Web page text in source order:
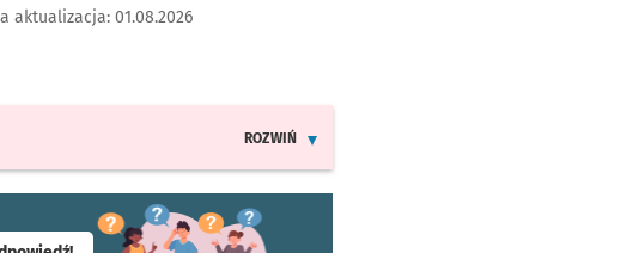
aktualizacja: 01.08.2026
ROZWIŃ